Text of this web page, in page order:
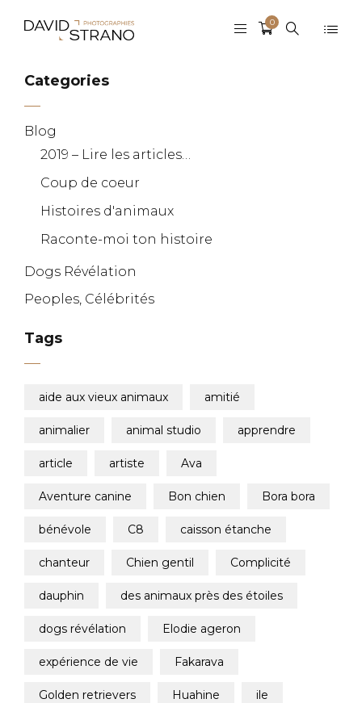
0
Categories
Blog
2019 – Lire les articles…
Coup de coeur
Histoires d'animaux
Raconte-moi ton histoire
Dogs Révélation
Peoples, Célébrités
Tags
aide aux vieux animaux amitié
animalier animal studio apprendre
article artiste ava
aventure canine bon chien bora bora
bénévole c8 caisson étanche
chanteur chien gentil complicité
dauphin des animaux près des étoiles
dogs révélation elodie ageron
expérience de vie fakarava
golden retrievers huahine ile